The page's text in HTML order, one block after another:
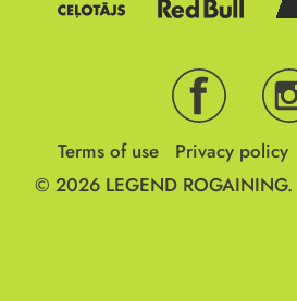
Terms of use Privacy policy
© 2026 LEGEND ROGAINING.